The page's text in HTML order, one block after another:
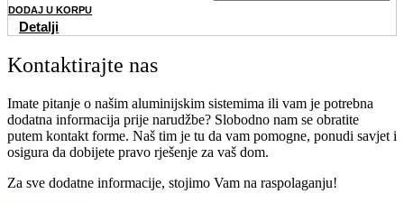
DODAJ U KORPU
Detalji
Kontaktirajte nas
Imate pitanje o našim aluminijskim sistemima ili vam je potrebna
dodatna informacija prije narudžbe? Slobodno nam se obratite
putem kontakt forme. Naš tim je tu da vam pomogne, ponudi savjet i
osigura da dobijete pravo rješenje za vaš dom.
Za sve dodatne informacije, stojimo Vam na raspolaganju!